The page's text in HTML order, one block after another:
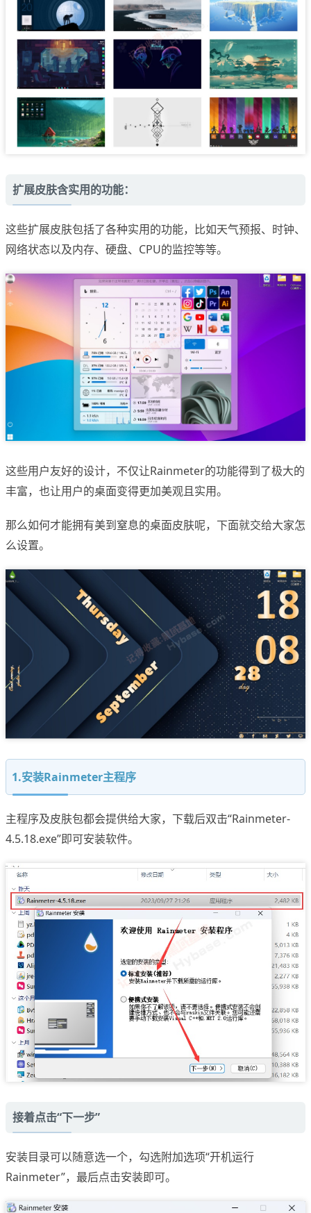
扩展皮肤含实用的功能：
这些扩展皮肤包括了各种实用的功能，比如天气预报、时钟、
网络状态以及内存、硬盘、CPU的监控等等。
这些用户友好的设计，不仅让Rainmeter的功能得到了极大的
丰富，也让用户的桌面变得更加美观且实用。
那么如何才能拥有美到窒息的桌面皮肤呢，下面就交给大家怎
么设置。
1.安装Rainmeter主程序
主程序及皮肤包都会提供给大家，下载后双击“Rainmeter-
4.5.18.exe”即可安装软件。
接着点击“下一步”
安装目录可以随意选一个，勾选附加选项“开机运行
Rainmeter”，最后点击安装即可。